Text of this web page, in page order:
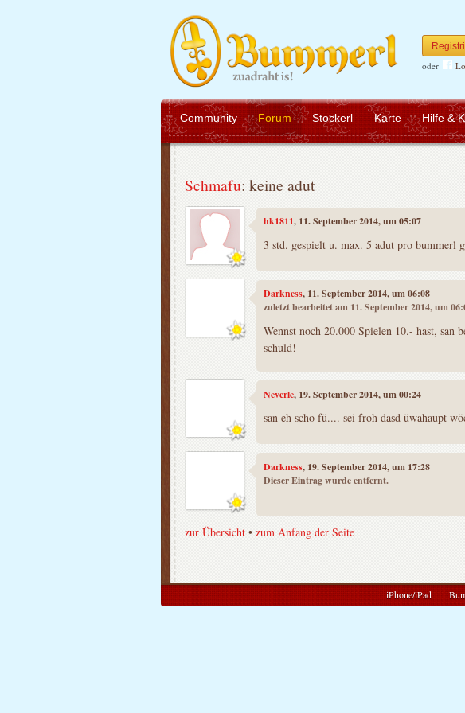
oder
Community Forum Stockerl Karte Hilfe &
Schmafu: keine adut
hk1811, 11. September 2014, um 05:07
3 std. gespielt u. max. 5 adut pro bummerl
Darkness, 11. September 2014, um 06:08
zuletzt bearbeitet am 11. September 2014, um
Wennst noch 20.000 Spielen 10.- hast, san
schuld!
Neverle, 19. September 2014, um 00:24
san eh scho fü.... sei froh dasd üwahaupt
Darkness, 19. September 2014, um 17:28
Dieser Eintrag wurde entfernt.
zur Übersicht • zum Anfang der Seite
iPhone/iPad